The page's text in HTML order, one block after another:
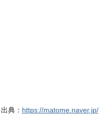
出典： https://matome.naver.jp/